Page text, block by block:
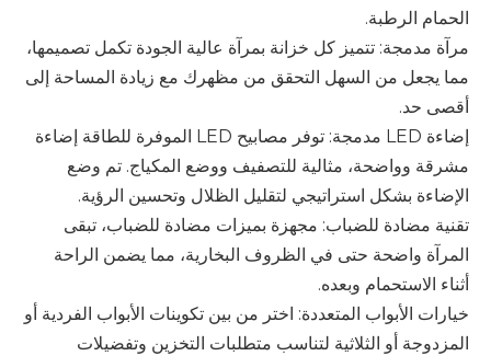
الحمام الرطبة.
مرآة مدمجة: تتميز كل خزانة بمرآة عالية الجودة تكمل تصميمها،
مما يجعل من السهل التحقق من مظهرك مع زيادة المساحة إلى
أقصى حد.
إضاءة LED مدمجة: توفر مصابيح LED الموفرة للطاقة إضاءة
مشرقة وواضحة، مثالية للتصفيف ووضع المكياج. تم وضع
الإضاءة بشكل استراتيجي لتقليل الظلال وتحسين الرؤية.
تقنية مضادة للضباب: مجهزة بميزات مضادة للضباب، تبقى
المرآة واضحة حتى في الظروف البخارية، مما يضمن الراحة
أثناء الاستحمام وبعده.
خيارات الأبواب المتعددة: اختر من بين تكوينات الأبواب الفردية أو
المزدوجة أو الثلاثية لتناسب متطلبات التخزين وتفضيلات